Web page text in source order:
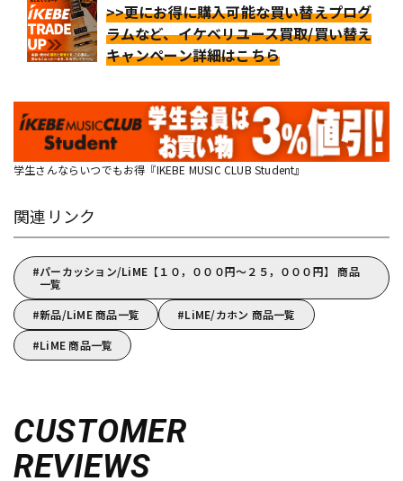
>>更にお得に購入可能な買い替えプログ
ラムなど、イケベリユース買取/買い替え
キャンペーン詳細はこちら
学生さんならいつでもお得『IKEBE MUSIC CLUB Student』
関連リンク
パーカッション/LiME【１０，０００円～２５，０００円】 商品
一覧
新品/LiME 商品一覧
LiME/カホン 商品一覧
LiME 商品一覧
CUSTOMER
REVIEWS